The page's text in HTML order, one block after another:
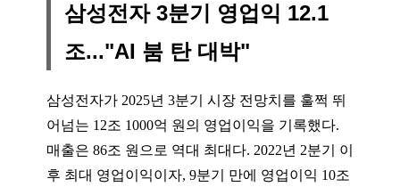
삼성전자 3분기 영업익 12.1
조..."AI 붐 탄 대박"
삼성전자가 2025년 3분기 시장 전망치를 훌쩍 뛰
어넘는 12조 1000억 원의 영업이익을 기록했다.
매출은 86조 원으로 역대 최대다. 2022년 2분기 이
후 최대 영업이익이자, 9분기 만에 영업이익 10조